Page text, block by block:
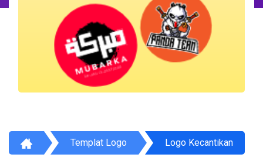
Templat Logo Logo Kecantikan